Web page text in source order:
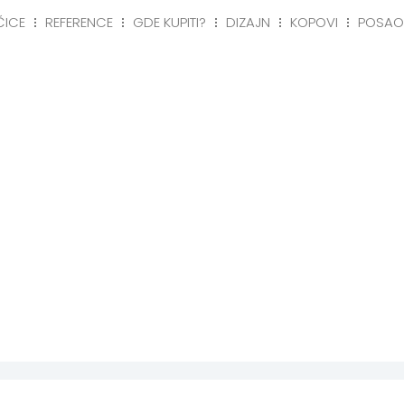
REFERENCE GDE KUPITI? DIZAJN KOPOVI POSAO